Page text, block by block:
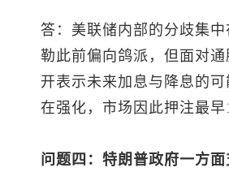
答：美联储内部的分歧集
勒此前偏向鸽派，但面对
开表示未来加息与降息的
在强化，市场因此押注最早
问题四：特朗普政府一方